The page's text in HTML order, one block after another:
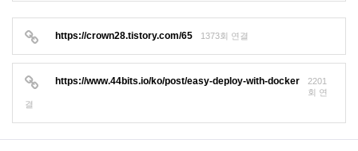
https://crown28.tistory.com/65 1373회 연결
https://www.44bits.io/ko/post/easy-deploy-with-docker
2201
회 연
결